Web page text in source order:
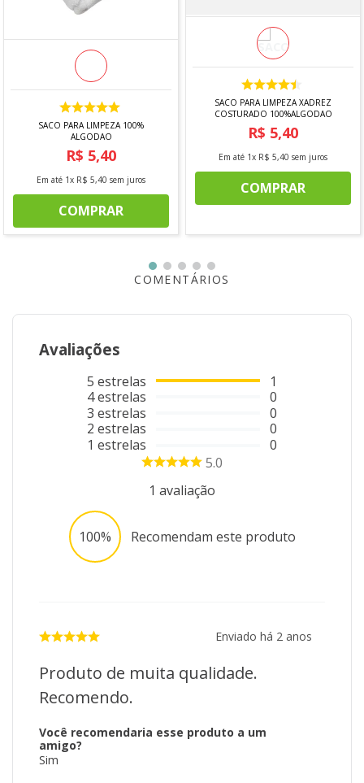
SACO PARA LIMPEZA 100%
ALGODAO
R$ 5,40
Em até 1x R$ 5,40 sem juros
COMPRAR
SACO PARA LIMPEZA XADREZ
COSTURADO 100%ALGODAO
R$ 5,40
Em até 1x R$ 5,40 sem juros
COMPRAR
COMENTÁRIOS
Avaliações
5 estrelas
4estrelas
3 estrelas
2 estrelas
1 estrelas
1
0
0
0
0
5.0
1 avaliação
100% Recomendam este produto
Enviado há 2 anos
Produto de muita qualidade.
Recomendo.
Você recomendaria esse produto a um
amigo?
Sim